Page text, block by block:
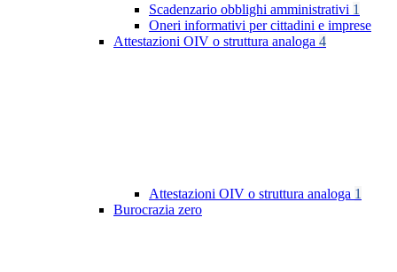
Scadenzario obblighi amministrativi 1
Oneri informativi per cittadini e imprese
Attestazioni OIV o struttura analoga 4
Attestazioni OIV o struttura analoga 1
Burocrazia zero